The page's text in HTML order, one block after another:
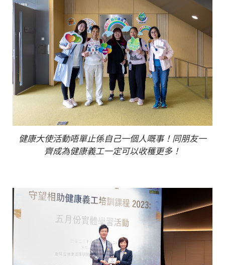
健康大使活動唔單止係自己一個人嘅事！同朋友一
齊成為健康義工一定可以收穫更多！